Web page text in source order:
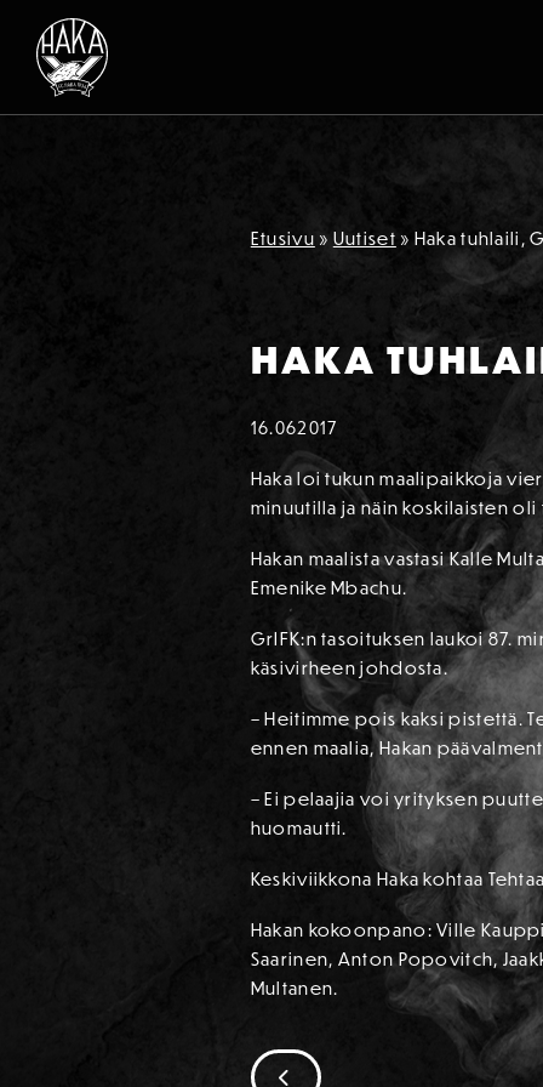
Siirry sisältöön
Etusivu » Uutiset » Haka tuhlaili,
HAKA
16.062017
Haka loi tukun maalipaikkoja
minuutilla ja näin koskilaisten
Hakan maalista vastasi Kalle
Emenike Mbachu.
GrIFK:n tasoituksen laukoi 87.
käsivirheen johdosta.
– Heitimme pois kaksi pistettä.
ennen maalia, Hakan
– Ei pelaajia voi yrityksen
huomautti.
Keskiviikkona Haka kohtaa
Hakan kokoonpano: Ville
Saarinen, Anton Popovitch,
Multanen.
SIIRRY EDELLISEEN